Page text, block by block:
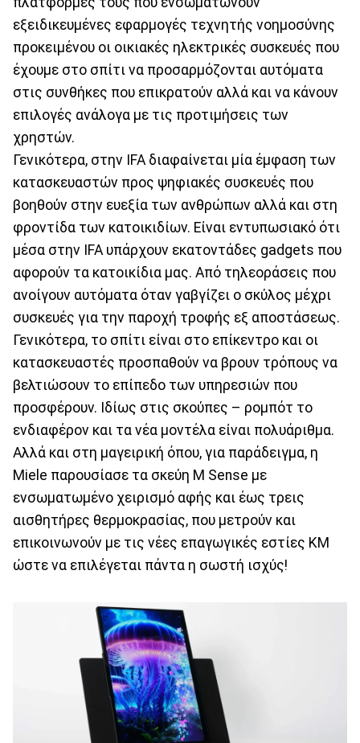
εξειδικευμένες εφαρμογές τεχνητής νοημοσύνης
προκειμένου οι οικιακές ηλεκτρικές συσκευές που
έχουμε στο σπίτι να προσαρμόζονται αυτόματα
στις συνθήκες που επικρατούν αλλά και να κάνουν
επιλογές ανάλογα με τις προτιμήσεις των
χρηστών.
Γενικότερα, στην IFA διαφαίνεται μία έμφαση των
κατασκευαστών προς ψηφιακές συσκευές που
βοηθούν στην ευεξία των ανθρώπων αλλά και στη
φροντίδα των κατοικιδίων. Είναι εντυπωσιακό ότι
μέσα στην IFA υπάρχουν εκατοντάδες gadgets που
αφορούν τα κατοικίδια μας. Από τηλεοράσεις που
ανοίγουν αυτόματα όταν γαβγίζει ο σκύλος μέχρι
συσκευές για την παροχή τροφής εξ αποστάσεως.
Γενικότερα, το σπίτι είναι στο επίκεντρο και οι
κατασκευαστές προσπαθούν να βρουν τρόπους να
βελτιώσουν το επίπεδο των υπηρεσιών που
προσφέρουν. Ιδίως στις σκούπες – ρομπότ το
ενδιαφέρον και τα νέα μοντέλα είναι πολυάριθμα.
Αλλά και στη μαγειρική όπου, για παράδειγμα, η
Miele παρουσίασε τα σκεύη M Sense με
ενσωματωμένο χειρισμό αφής και έως τρεις
αισθητήρες θερμοκρασίας, που μετρούν και
επικοινωνούν με τις νέες επαγωγικές εστίες KM
ώστε να επιλέγεται πάντα η σωστή ισχύς!